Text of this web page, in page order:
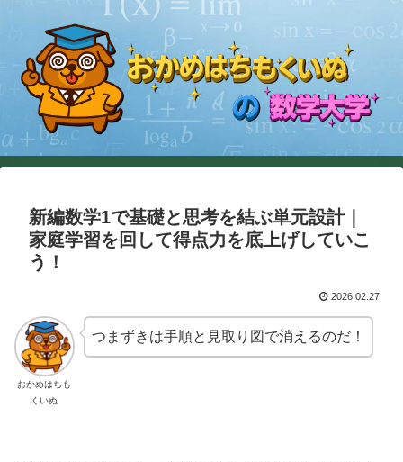
新編数学1で基礎と思考を結ぶ単元設計｜
家庭学習を回して得点力を底上げしていこ
う！
2026.02.27
おかめはちも
くいぬ
つまずきは手順と見取り図で消えるのだ！